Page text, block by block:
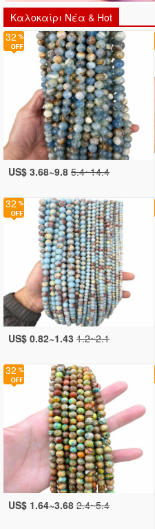
Καλοκαίρι Νέα & Hot
32
US$ 3.68~9.8 5.4~14.4
32
US$ 0.82~1.43 1.2~2.1
32
US$ 1.64~3.68 2.4~5.4